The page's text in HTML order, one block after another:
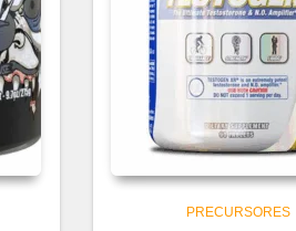
PRECURSORES